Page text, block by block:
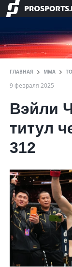
ГЛАВНАЯ ММА
9 февраля 2025
Вэйли
титул
312